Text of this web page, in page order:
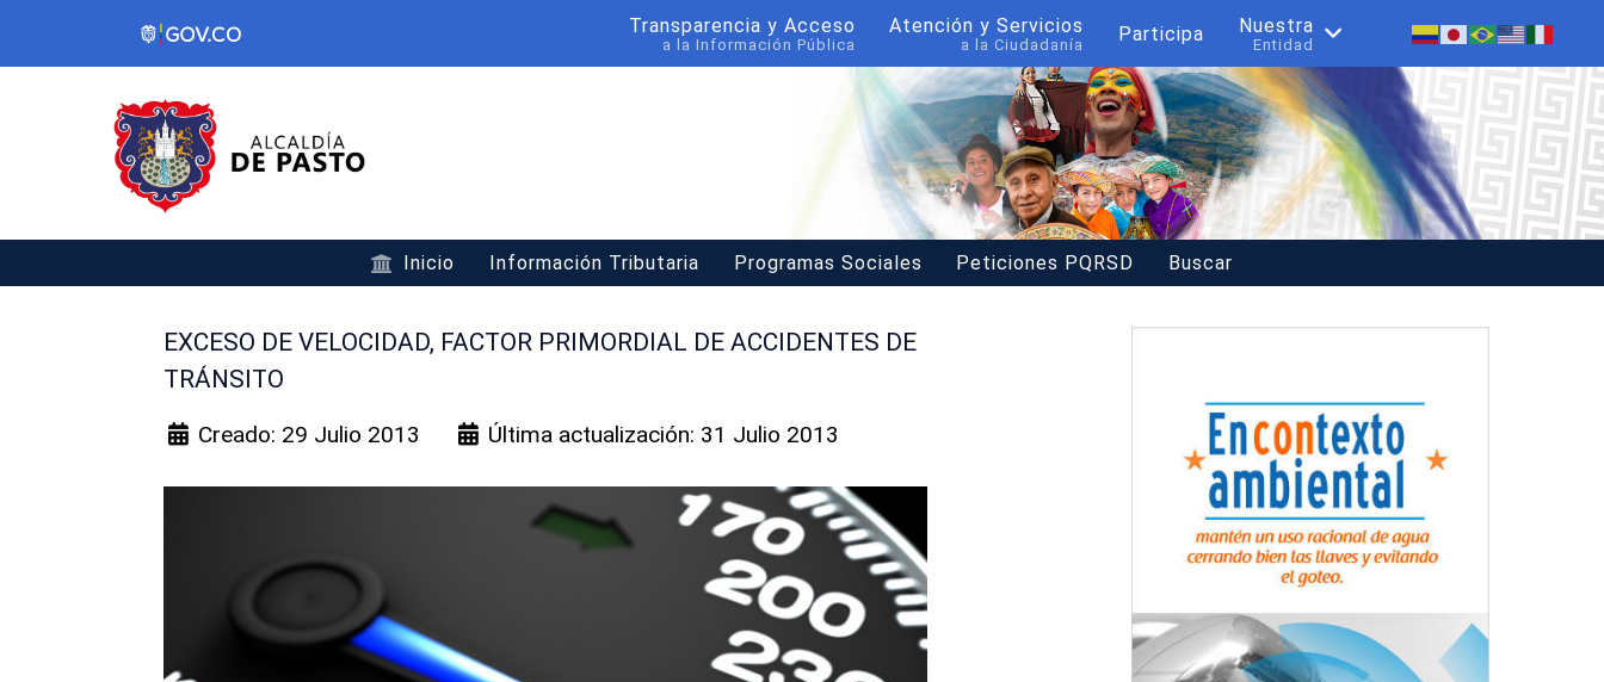
Transparencia y Acceso
a la Información Pública
Atención y Servicios
a la Ciudadanía Participa Nuestra
Entidad
Inicio Información Tributaria Programas Sociales Peticiones PQRSD Buscar
EXCESO DE VELOCIDAD, FACTOR PRIMORDIAL DE ACCIDENTES DE
TRÁNSITO
Creado: 29 Julio 2013 Última actualización: 31 Julio 2013